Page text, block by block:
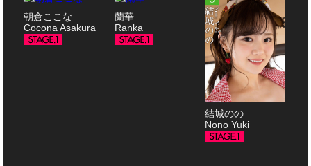
朝倉ここな
Cocona Asakura
蘭華
Ranka
結城のの
Nono Yuki